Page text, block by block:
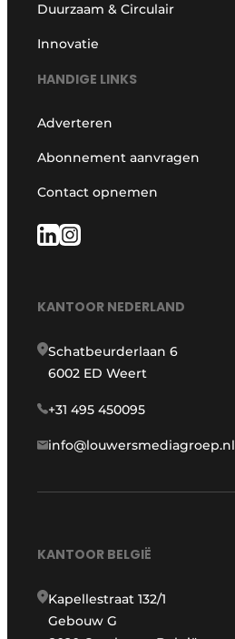
Duurzaam & Circulair
Innovatie
HANDIGE LINKS
Adverteren
Abonnement aanvragen
Contact opnemen
KANTOOR NEDERLAND
Schatbeurderlaan 6
6002 ED Weert
+31 495 450095
info@louwersmediagroep.nl
KANTOOR BELGIË
Kapellestraat 132/1
Gebouw G